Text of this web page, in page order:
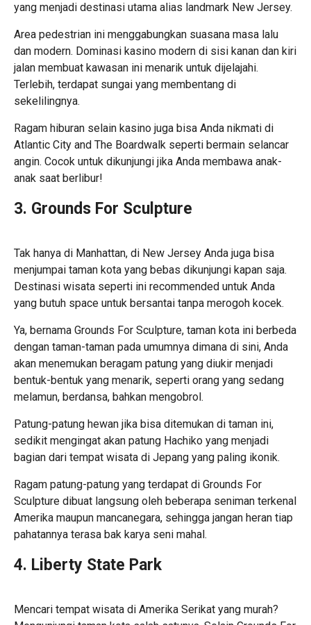
yang menjadi destinasi utama alias landmark New Jersey.
Area pedestrian ini menggabungkan suasana masa lalu
dan modern. Dominasi kasino modern di sisi kanan dan kiri
jalan membuat kawasan ini menarik untuk dijelajahi.
Terlebih, terdapat sungai yang membentang di
sekelilingnya.
Ragam hiburan selain kasino juga bisa Anda nikmati di
Atlantic City and The Boardwalk seperti bermain selancar
angin. Cocok untuk dikunjungi jika Anda membawa anak-
anak saat berlibur!
3. Grounds For Sculpture
Tak hanya di Manhattan, di New Jersey Anda juga bisa
menjumpai taman kota yang bebas dikunjungi kapan saja.
Destinasi wisata seperti ini recommended untuk Anda
yang butuh space untuk bersantai tanpa merogoh kocek.
Ya, bernama Grounds For Sculpture, taman kota ini berbeda
dengan taman-taman pada umumnya dimana di sini, Anda
akan menemukan beragam patung yang diukir menjadi
bentuk-bentuk yang menarik, seperti orang yang sedang
melamun, berdansa, bahkan mengobrol.
Patung-patung hewan jika bisa ditemukan di taman ini,
sedikit mengingat akan patung Hachiko yang menjadi
bagian dari tempat wisata di Jepang yang paling ikonik.
Ragam patung-patung yang terdapat di Grounds For
Sculpture dibuat langsung oleh beberapa seniman terkenal
Amerika maupun mancanegara, sehingga jangan heran tiap
pahatannya terasa bak karya seni mahal.
4. Liberty State Park
Mencari tempat wisata di Amerika Serikat yang murah?